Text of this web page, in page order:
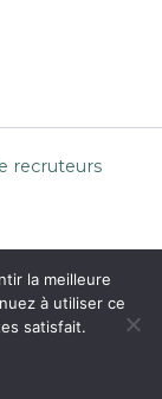
recruteurs
la meilleure
à utiliser ce
satisfait.